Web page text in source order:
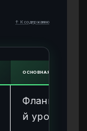
↑ К содержанию
ОСНОВНАЯ РОЛЬ
Фланговы
й урон